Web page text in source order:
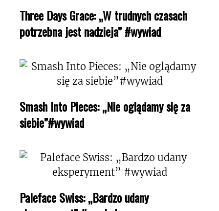
Three Days Grace: „W trudnych czasach
potrzebna jest nadzieja” #wywiad
Smash Into Pieces: „Nie oglądamy się za
siebie”#wywiad
Paleface Swiss: „Bardzo udany